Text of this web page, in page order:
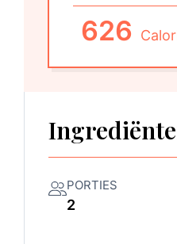
626
PORTIES
2